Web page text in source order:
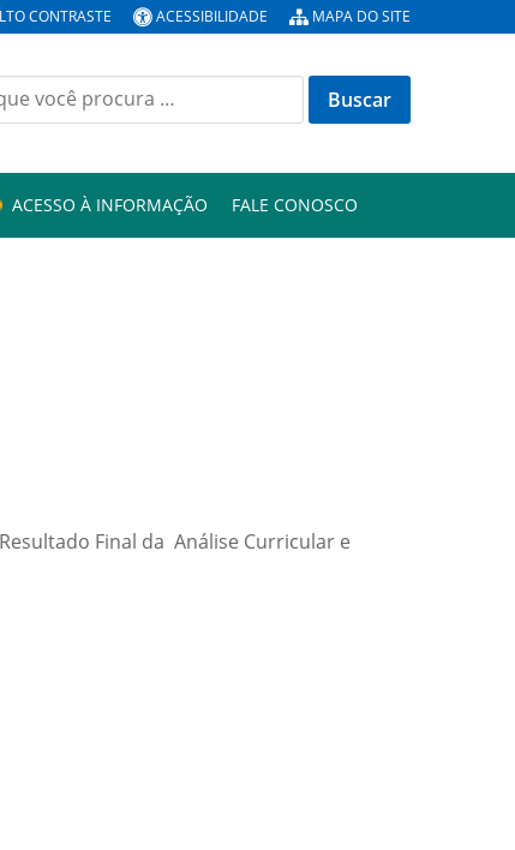
CONTRASTE ACESSIBILIDADE MAPA DO SITE
ACESSO À INFORMAÇÃO FALE CONOSCO
Final da Análise Curricular e